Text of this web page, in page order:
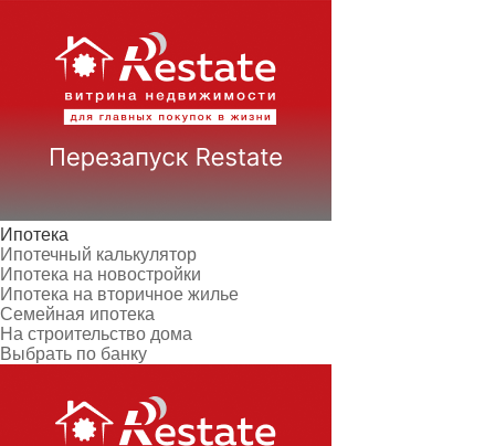
Ипотека
Ипотечный калькулятор
Ипотека на новостройки
Ипотека на вторичное жилье
Семейная ипотека
На строительство дома
Выбрать по банку